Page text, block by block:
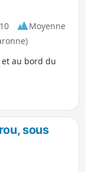
Moyenne
au bord du
sous